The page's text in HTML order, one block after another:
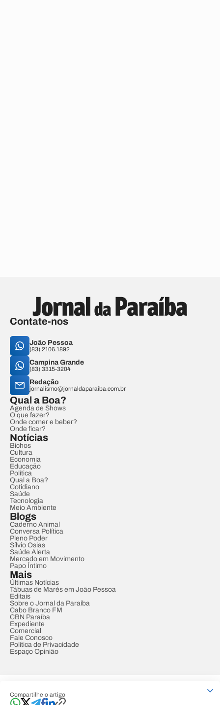
Compartilhe o artigo
Contate-nos
João Pessoa
(83) 2106.1892
Campina Grande
(83) 3315-3204
Redação
jornalismo@jornaldaparaiba.com.br
Qual a Boa?
Agenda de Shows
O que fazer?
Onde comer e beber?
Onde ficar?
Notícias
Bichos
Cultura
Economia
Educação
Política
Qual a Boa?
Cotidiano
Saúde
Tecnologia
Meio Ambiente
Blogs
Caderno Animal
Conversa Política
Pleno Poder
Sílvio Osias
Saúde Alerta
Mercado em Movimento
Papo Íntimo
Mais
Últimas Notícias
Tábuas de Marés em João Pessoa
Editais
Sobre o Jornal da Paraíba
Cabo Branco FM
CBN Paraíba
Expediente
Comercial
Fale Conosco
Política de Privacidade
Espaço Opinião